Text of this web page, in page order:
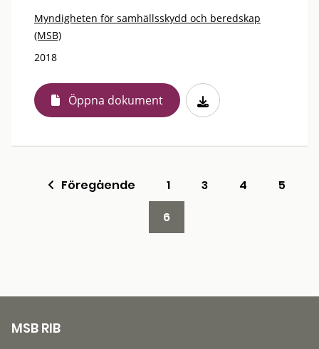
Myndigheten för samhällsskydd och beredskap
(MSB)
2018
Öppna dokument
Föregående 1 3 4
5
6
MSB RIB